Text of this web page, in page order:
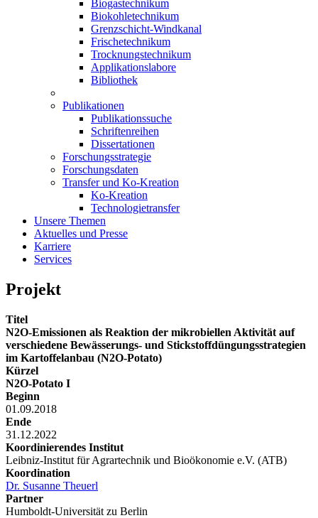
Biogastechnikum
Biokohletechnikum
Grenzschicht-Windkanal
Frischetechnikum
Trocknungstechnikum
Applikationslabore
Bibliothek
Publikationen
Publikationssuche
Schriftenreihen
Dissertationen
Forschungsstrategie
Forschungsdaten
Transfer und Ko-Kreation
Ko-Kreation
Technologietransfer
Unsere Themen
Aktuelles und Presse
Karriere
Services
Projekt
Titel
N2O-Emissionen als Reaktion der mikrobiellen Aktivität auf
verschiedene Bewässerungs- und Stickstoffdüngungsstrategien
im Kartoffelanbau (N2O-Potato)
Kürzel
N2O-Potato I
Beginn
01.09.2018
Ende
31.12.2022
Koordinierendes Institut
Leibniz-Institut für Agrartechnik und Bioökonomie e.V. (ATB)
Koordination
Dr. Susanne Theuerl
Partner
Humboldt-Universität zu Berlin